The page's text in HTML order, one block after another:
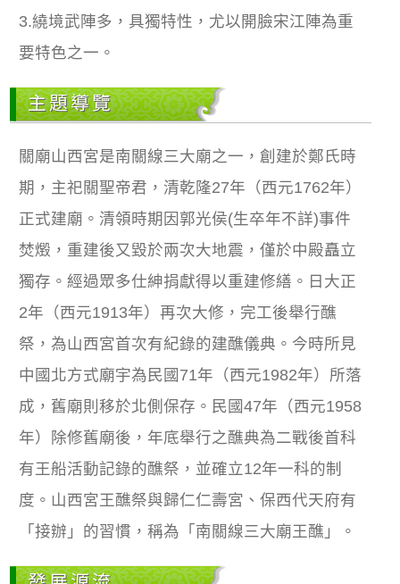
3.繞境武陣多，具獨特性，尤以開臉宋江陣為重
要特色之一。
主題導覽
關廟山西宮是南關線三大廟之一，創建於鄭氏時
期，主祀關聖帝君，清乾隆27年（西元1762年）
正式建廟。清領時期因郭光侯(生卒年不詳)事件
焚燬，重建後又毀於兩次大地震，僅於中殿矗立
獨存。經過眾多仕紳捐獻得以重建修繕。日大正
2年（西元1913年）再次大修，完工後舉行醮
祭，為山西宮首次有紀錄的建醮儀典。今時所見
中國北方式廟宇為民國71年（西元1982年）所落
成，舊廟則移於北側保存。民國47年（西元1958
年）除修舊廟後，年底舉行之醮典為二戰後首科
有王船活動記錄的醮祭，並確立12年一科的制
度。山西宮王醮祭與歸仁仁壽宮、保西代天府有
「接辦」的習慣，稱為「南關線三大廟王醮」。